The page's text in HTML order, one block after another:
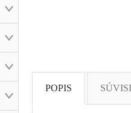
POPIS